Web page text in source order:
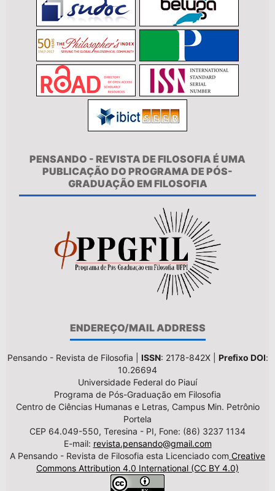
PENSANDO - REVISTA DE FILOSOFIA É UMA
PUBLICAÇÃO DO PROGRAMA DE PÓS-
GRADUAÇÃO EM FILOSOFIA
ENDEREÇO/MAIL ADDRESS
Pensando - Revista de Filosofia | ISSN: 2178-842X | Prefixo DOI:
10.26694
Universidade Federal do Piauí
Programa de Pós-Graduação em Filosofia
Centro de Ciências Humanas e Letras, Campus Min. Petrônio
Portela
CEP 64.049-550, Teresina - PI, Fone: (86) 3237 1134
E-mail: revista.pensando@gmail.com
A Pensando - Revista de Filosofia esta Licenciado com Creative
Commons Attribution 4.0 International (CC BY 4.0)